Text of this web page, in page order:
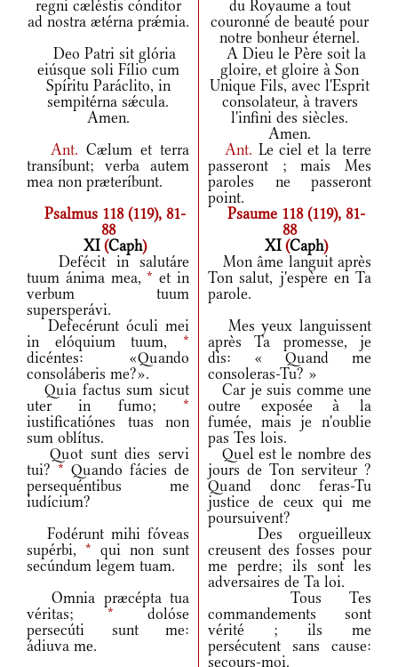
regni cæléstis cónditor
ad nostra ætérna prǽmia.
du Royaume a tout
couronné de beauté pour
notre bonheur éternel.
Deo Patri sit glória
eiúsque soli Fílio cum
Spíritu Paráclito, in
sempitérna sǽcula.
Amen.
A Dieu le Père soit la
gloire, et gloire à Son
Unique Fils, avec l'Esprit
consolateur, à travers
l'infini des siècles.
Amen.
Ant. Cælum et terra
transíbunt; verba autem
mea non præteríbunt.
Ant. Le ciel et la terre
passeront ; mais Mes
paroles ne passeront
point.
Psalmus 118 (119), 81-
88
Psaume 118 (119), 81-
88
XI (Caph) XI (Caph)
Defécit in salutáre
tuum ánima mea,* et in
verbum tuum
supersperávi.
Mon âme languit après
Ton salut, j'espère en Ta
parole.
Defecérunt óculi mei
in elóquium tuum, *
dicéntes: «Quando
consoláberis me?».
Mes yeux languissent
après Ta promesse, je
dis: « Quand me
consoleras-Tu? »
Quia factus sum sicut
uter in fumo; *
iustificatiónes tuas non
sum oblítus.
Car je suis comme une
outre exposée à la
fumée, mais je n'oublie
pas Tes lois.
Quot sunt dies servi
tui? * Quando fácies de
persequéntibus me
iudícium?
Quel est le nombre des
jours de Ton serviteur ?
Quand donc feras-Tu
justice de ceux qui me
poursuivent?
Fodérunt mihi fóveas
supérbi, * qui non sunt
secúndum legem tuam.
Des orgueilleux
creusent des fosses pour
me perdre; ils sont les
adversaires de Ta loi.
Omnia præcépta tua
véritas; * dolóse
persecúti sunt me:
ádiuva me.
Tous Tes
commandements sont
vérité ; ils me
persécutent sans cause:
secours-moi.